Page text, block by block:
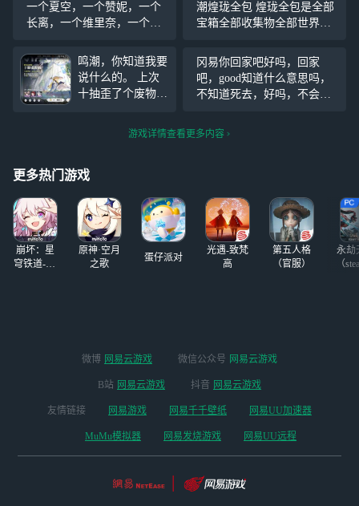
一个夏空，一个赞妮，一个
长离，一个维里奈，一个安
超过30抽，但同时麻烦也挺
多，只有能力养卡卡罗，地
图根本没开
潮煌珑全包 煌珑全包是全部
宝箱全部收集物全部世界任
有人能肝的
鸣潮，你知道我要
说什么的。 上次
十抽歪了个废物，
这次30歪只雪豹，
又是70出的菲比
90何异? 实在是看
潮是靠这样维持的
肝啊氪啊没啥好提
的，看
冈易你回家吧好吗，回家
吧，good知道什么意思吗，
不知道死去，好吗，不会做
把云游戏做good一点好吗，
游戏详情查看更多内容
更多热门游戏
崩坏：星
穹铁道-4.4
原神·空月
之歌
蛋仔派对
光遇-致梵
高
第五人格
（官服）
永劫
（
微博 网易云游戏 微信公众号 网易云游戏
B站 网易云游戏 抖音 网易云游戏
友情链接 网易游戏 网易千千壁纸 网易UU加速器
MuMu模拟器 网易发烧游戏 网易UU远程